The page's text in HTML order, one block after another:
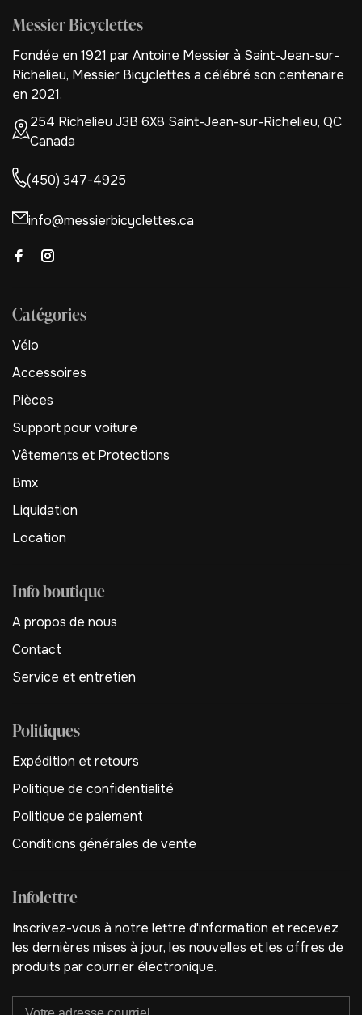
Messier Bicyclettes
Fondée en 1921 par Antoine Messier à Saint-Jean-sur-
Richelieu, Messier Bicyclettes a célébré son centenaire
en 2021.
254 Richelieu J3B 6X8 Saint-Jean-sur-Richelieu, QC
Canada
(450) 347-4925
info@messierbicyclettes.ca
Catégories
Vélo
Accessoires
Pièces
Support pour voiture
Vêtements et Protections
Bmx
Liquidation
Location
Info boutique
A propos de nous
Contact
Service et entretien
Politiques
Expédition et retours
Politique de confidentialité
Politique de paiement
Conditions générales de vente
Infolettre
Inscrivez-vous à notre lettre d'information et recevez
les dernières mises à jour, les nouvelles et les offres de
produits par courrier électronique.